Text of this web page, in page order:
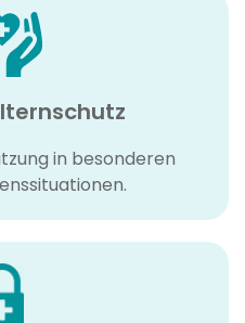
in besonderen